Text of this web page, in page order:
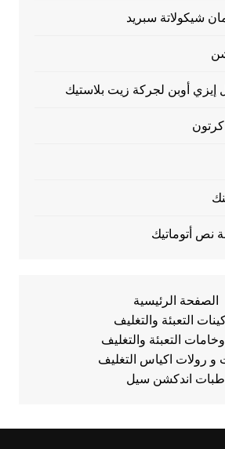
شيكولاتة سبريد
إيزي أوبن لجركة زيت بلاستيك
نص أتوماتيك
الصفحة الرئيسية
التعبئة والتغليف
التعبئة والتغليف
و رولات اكياس التغليف
طبات اندكشن سيل